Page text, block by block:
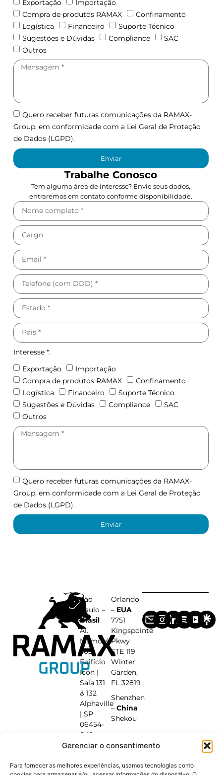
Gerenciar o consentimento
Para fornecer as melhores experiências, usamos tecnologias como
Exportação
Importação
Compra de produtos RAMAX
Confinamento
Logística
Financeiro
Suporte Técnico
Sugestões e Dúvidas
Compliance
SAC
Outros
Quero receber futuras comunicações da RAMAX-
Group, em conformidade com a Lei Geral de Proteção
de Dados (LGPD).
Enviar
Trabalhe Conosco
Tem alguma área de interesse? Envie seus dados,
entraremos em contato conforme disponibilidade.
Interesse *:
Exportação
Importação
Compra de produtos RAMAX
Confinamento
Logística
Financeiro
Suporte Técnico
Sugestões e Dúvidas
Compliance
SAC
Outros
Quero receber futuras comunicações da RAMAX-
Group, em conformidade com a Lei Geral de Proteção
de Dados (LGPD).
Enviar
São
Paulo –
Brasil
Al.
Mamoré,
503
Edifício
Icon |
Sala 131
& 132
Alphaville
| SP
06454-
040
+55 (11)
9936
Orlando
– EUA
7751
Kingspointe
Pkwy
STE 119
Winter
Garden,
FL 32819
Shenzhen
– China
Shekou